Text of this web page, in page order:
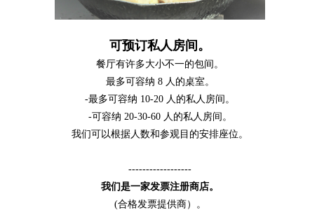
可预订私人房间。
餐厅有许多大小不一的包间。
最多可容纳 8 人的桌室。
-最多可容纳 10-20 人的私人房间。
-可容纳 20-30-60 人的私人房间。
我们可以根据人数和参观目的安排座位。
------------------
我们是一家发票注册商店。
(合格发票提供商）。